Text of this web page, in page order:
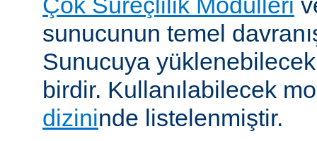
sunucunun temel
Sunucuya yüklenebilecek
birdir. Kullanılabilecek
dizininde listelenmiştir.